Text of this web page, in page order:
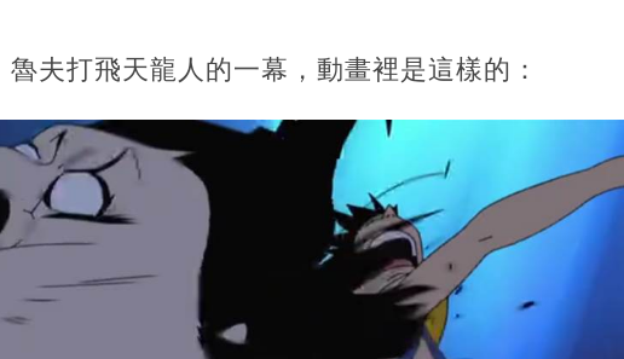
夫打飛天龍人的一幕，動畫裡是這樣的：